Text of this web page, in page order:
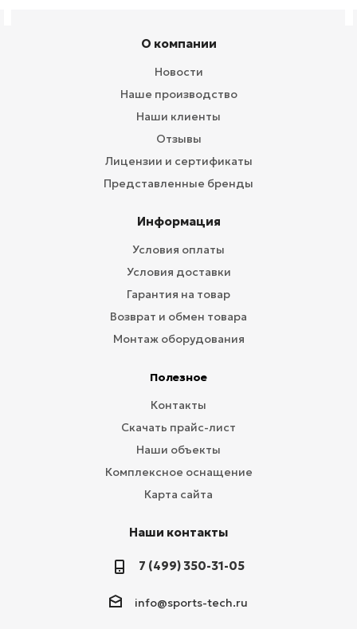
О компании
Новости
Наше производство
Наши клиенты
Отзывы
Лицензии и сертификаты
Представленные бренды
Информация
Условия оплаты
Условия доставки
Гарантия на товар
Возврат и обмен товара
Монтаж оборудования
Полезное
Контакты
Скачать прайс-лист
Наши объекты
Комплексное оснащение
Карта сайта
Наши контакты
7 (499) 350-31-05
info@sports-tech.ru